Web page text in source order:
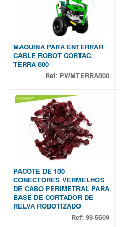
MAQUINA PARA ENTERRAR
CABLE ROBOT CORTAC.
TERRA 800
Ref: PWMTERRA800
PACOTE DE 100
CONECTORES VERMELHOS
DE CABO PERIMETRAL PARA
BASE DE CORTADOR DE
RELVA ROBOTIZADO
Ref: 99-5609